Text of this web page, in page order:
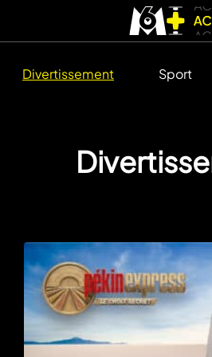
Divertissement Sport